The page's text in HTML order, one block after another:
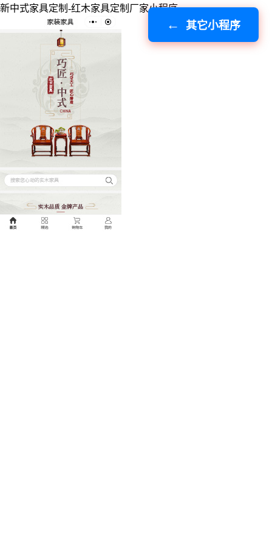
其它小程序
新中式家具定制-红木家具定制厂家小程序